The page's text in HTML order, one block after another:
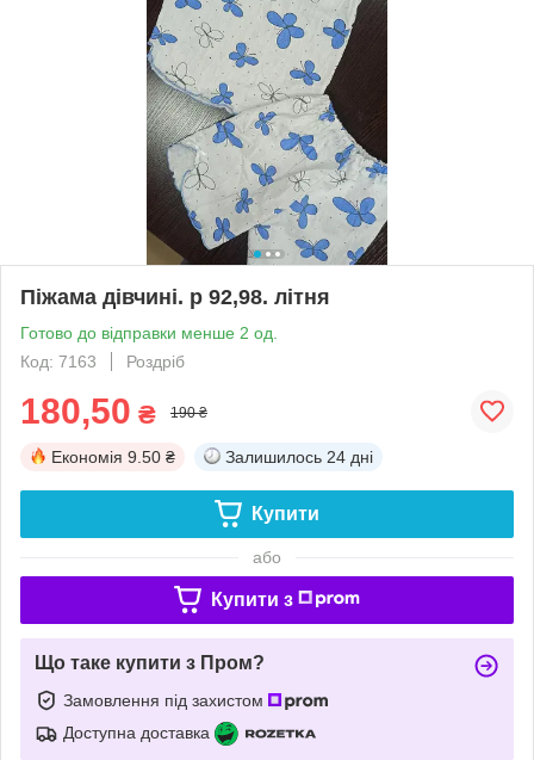
Піжама дівчині. р 92,98. літня
Готово до відправки менше 2 од.
Код: 7163
Роздріб
180,50 ₴ 190 ₴
Економія 9.50 ₴ Залишилось 24 дні
Купити
або
Купити з
Що таке купити з Пром?
Замовлення під захистом
Доступна доставка